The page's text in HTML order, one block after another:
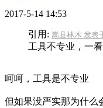
2017-5-14 14:53
引用: 嵩县林木 发表
工具不专业，一
呵呵，工具是不专业
但如果没严实那为什么